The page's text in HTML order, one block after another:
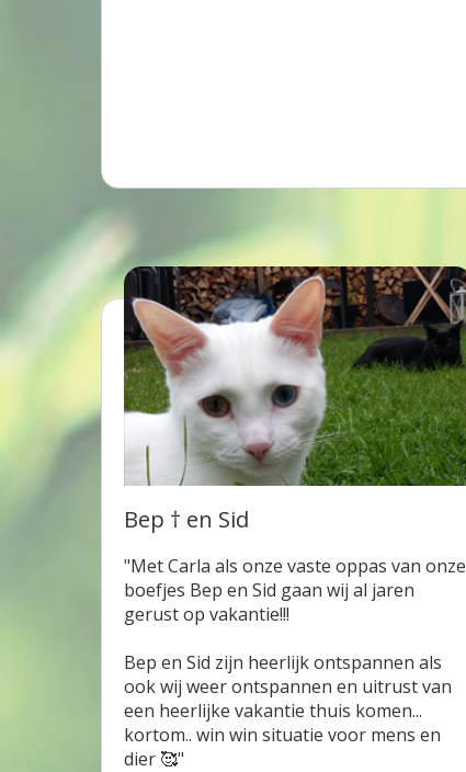
Bep † en Sid
"Met Carla als onze vaste oppas van onze
boefjes Bep en Sid gaan wij al jaren
gerust op vakantie!!!
Bep en Sid zijn heerlijk ontspannen als
ook wij weer ontspannen en uitrust van
een heerlijke vakantie thuis komen...
kortom.. win win situatie voor mens en
dier 🥰"